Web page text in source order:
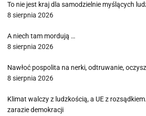
To nie jest kraj dla samodzielnie myślących
8 sierpnia 2026
A niech tam mordują …
8 sierpnia 2026
Nawłoć pospolita na nerki, odtruwanie,
8 sierpnia 2026
Klimat walczy z ludzkością, a UE z
zarazie demokracji